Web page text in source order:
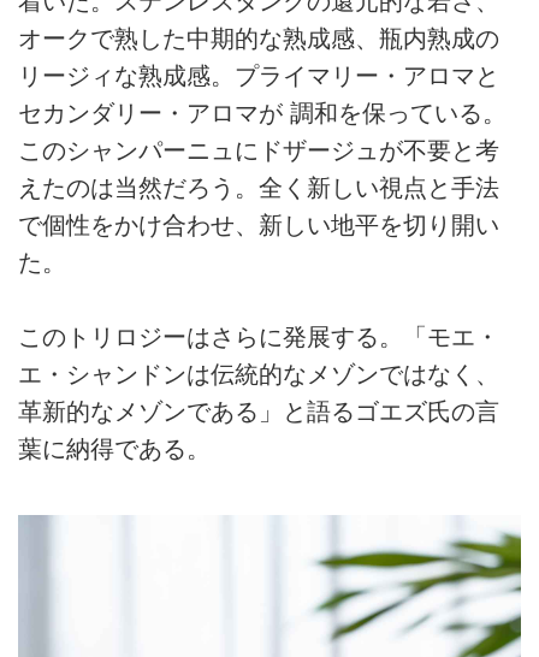
オークで熟した中期的な熟成感、瓶内熟成の
リージィな熟成感。プライマリー・アロマと
セカンダリー・アロマが 調和を保っている。
このシャンパーニュにドザージュが不要と考
えたのは当然だろう。全く新しい視点と手法
で個性をかけ合わせ、新しい地平を切り開い
た。
このトリロジーはさらに発展する。「モエ・
エ・シャンドンは伝統的なメゾンではなく、
革新的なメゾンである」と語るゴエズ氏の言
葉に納得である。